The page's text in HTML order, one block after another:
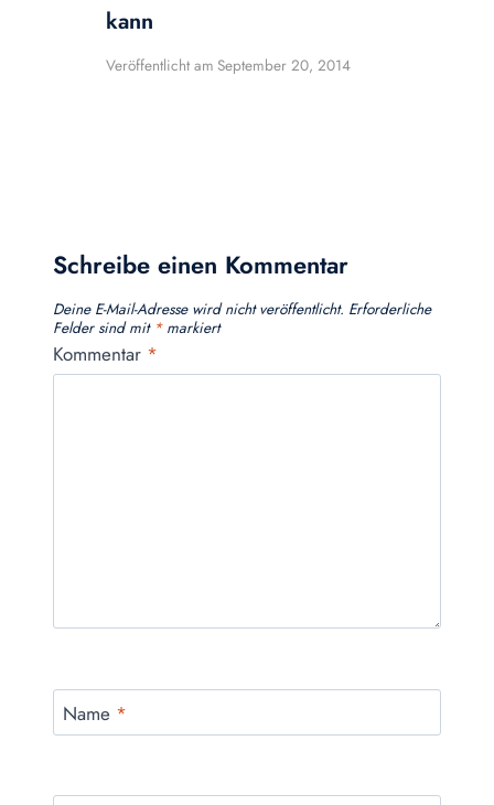
kann
Veröffentlicht am September 20, 2014
Schreibe einen Kommentar
Deine E-Mail-Adresse wird nicht veröffentlicht. Erforderliche
Felder sind mit *markiert
Kommentar *
Name *